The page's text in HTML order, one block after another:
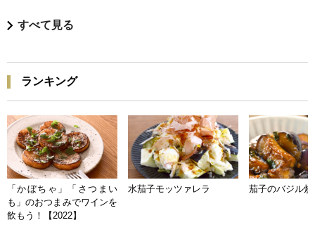
すべて見る
ランキング
「かぼちゃ」「さつまい
も」のおつまみでワインを
飲もう！【2022】
水茄子モッツァレラ 茄子のバジル炒